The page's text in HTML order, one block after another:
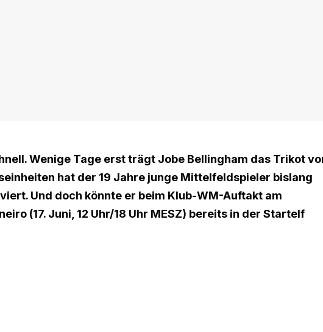
Wenige Tage erst trägt Jobe Bellingham das Trikot
hat der 19 Jahre junge Mittelfeldspieler bislang
Und doch könnte er beim Klub-WM-Auftakt am
(17. Juni, 12 Uhr/18 Uhr MESZ) bereits in der Startelf